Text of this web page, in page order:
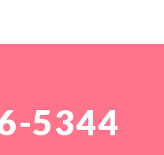
5344